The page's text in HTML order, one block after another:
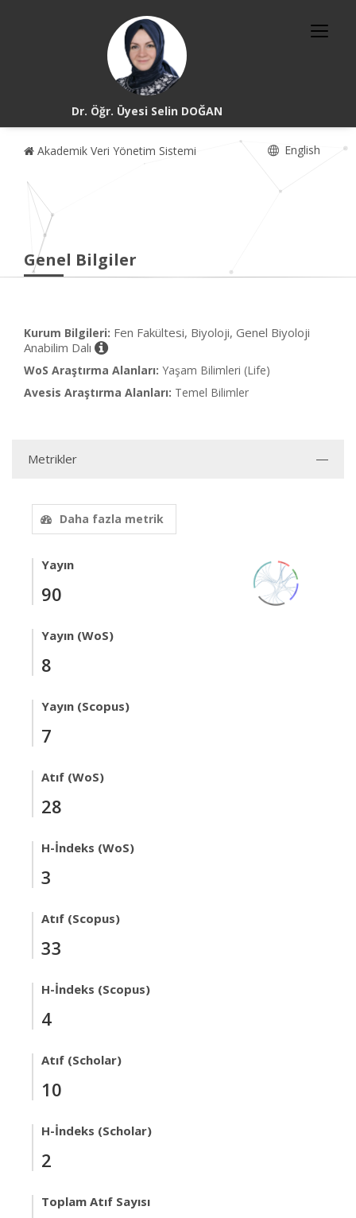
Dr. Öğr. Üyesi Selin DOĞAN
Akademik Veri Yönetim Sistemi English
Genel Bilgiler
Kurum Bilgileri: Fen Fakültesi, Biyoloji, Genel Biyoloji
Anabilim Dalı
WoS Araştırma Alanları: Yaşam Bilimleri (Life)
Avesis Araştırma Alanları: Temel Bilimler
Metrikler
Daha fazla metrik
Yayın
90
Yayın (WoS)
8
Yayın (Scopus)
7
Atıf (WoS)
28
H-İndeks (WoS)
3
Atıf (Scopus)
33
H-İndeks (Scopus)
4
Atıf (Scholar)
10
H-İndeks (Scholar)
2
Toplam Atıf Sayısı